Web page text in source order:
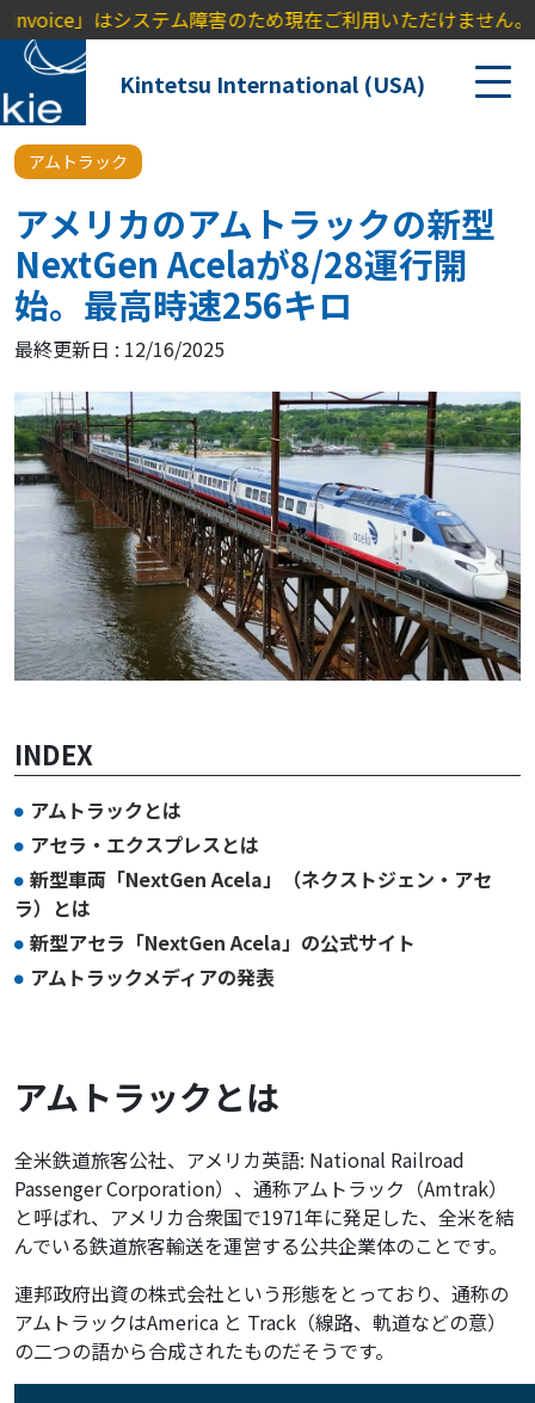
害のため現在ご利用いただけません。ご不便をおかけし
Kintetsu International (USA)
アムトラック
アメリカのアムトラックの新型
NextGen Acelaが8/28運行開
始。最高時速256キロ
最終更新日 : 12/16/2025
INDEX
アムトラックとは
アセラ・エクスプレスとは
新型車両「NextGen Acela」（ネクストジェン・アセ
ラ）とは
新型アセラ「NextGen Acela」の公式サイト
アムトラックメディアの発表
アムトラックとは
全米鉄道旅客公社、アメリカ英語: National Railroad
Passenger Corporation）、通称アムトラック（Amtrak）
と呼ばれ、アメリカ合衆国で1971年に発足した、全米を結
んでいる鉄道旅客輸送を運営する公共企業体のことです。
連邦政府出資の株式会社という形態をとっており、通称の
アムトラックはAmerica と Track（線路、軌道などの意）
の二つの語から合成されたものだそうです。